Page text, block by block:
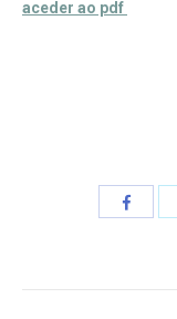
aceder ao pdf
Share